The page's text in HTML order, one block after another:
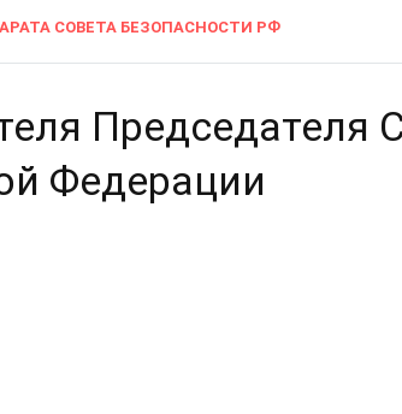
СОВЕТА БЕЗОПАСНОСТИ РФ
Председателя
Федерации